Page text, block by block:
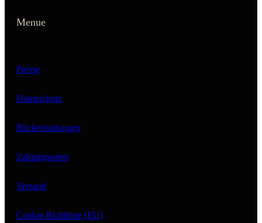
Menue
Presse
Datenschutz
Rückerstattungen
Zahlungsarten
Versand
Cookie-Richtlinie (EU)